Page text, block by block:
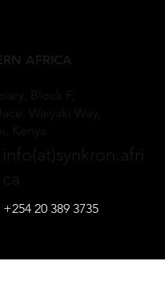
AFRICA
Block F,
Waiyaki Way,
info(at)synkron.afri
ca
+254 20 389 3735